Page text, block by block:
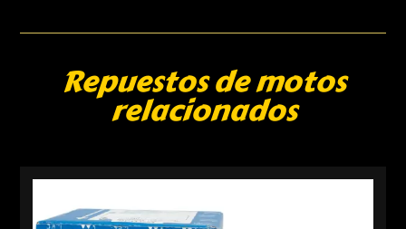
Repuestos de motos
relacionados